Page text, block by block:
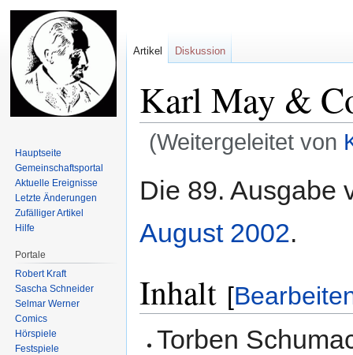
Karl May &
(Weitergeleitet von
Navigation
Suche
Die 89. Ausgabe
August 2002.
Inhalt [
Torben
Artikel Diskussion
Hauptseite
Gemeinschafts­portal
Aktuelle Ereignisse
Letzte Änderungen
Zufälliger Artikel
Hilfe
Portale
Robert Kraft
Sascha Schneider
Selmar Werner
Comics
Hörspiele
Festspiele